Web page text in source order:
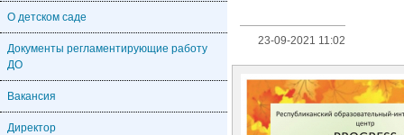
О детском саде
Документы регламентирующие работу
ДО
Вакансия
Директор
23-09-2021 11:02